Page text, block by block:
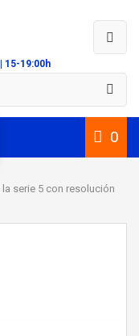
15-19:00h
0
la serie 5 con resolución